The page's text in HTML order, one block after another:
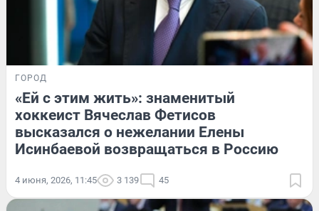
ГОРОД
«Ей с этим жить»: знаменитый
хоккеист Вячеслав Фетисов
высказался о нежелании Елены
Исинбаевой возвращаться в Россию
4 июня, 2026, 11:45 3 139 45